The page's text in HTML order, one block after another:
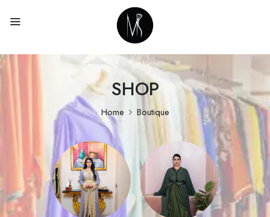
SHOP
Home Boutique